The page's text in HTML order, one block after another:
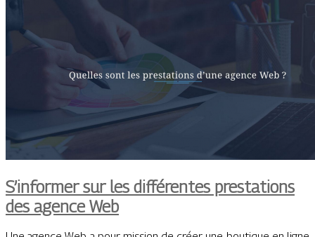
S’informer sur les différentes prestations
des agence Web